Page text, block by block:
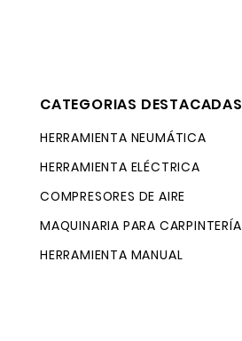
CATEGORIAS DESTACADAS
HERRAMIENTA NEUMÁTICA
HERRAMIENTA ELÉCTRICA
COMPRESORES DE AIRE
MAQUINARIA PARA CARPINTERÍA
HERRAMIENTA MANUAL